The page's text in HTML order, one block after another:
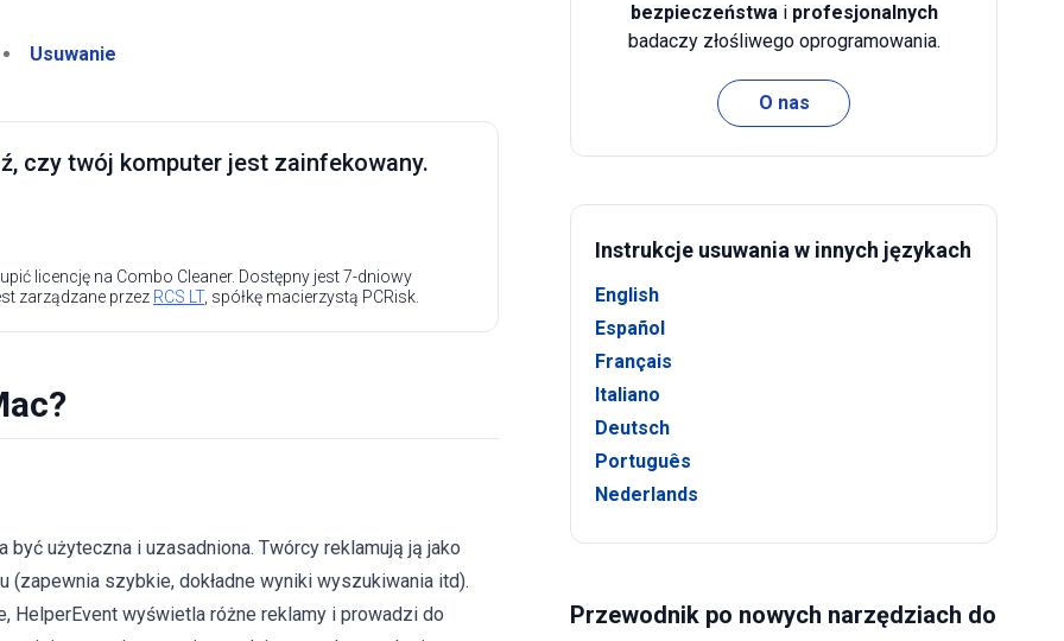
Usuwanie
czy twój komputer jest zainfekowany.
licencję na Combo Cleaner. Dostępny jest 7-dniowy
zarządzane przez RCS LT, spółkę macierzystą PCRisk.
użyteczna i uzasadniona. Twórcy reklamują ją jako
szybkie, dokładne wyniki wyszukiwania itd).
HelperEvent wyświetla różne reklamy i prowadzi do
bezpieczeństwai profesjonalnych
badaczy złośliwego oprogramowania.
O nas
Instrukcje usuwania w innych językach
English
Español
Français
Italiano
Deutsch
Português
Nederlands
Przewodnik po nowych narzędziach do